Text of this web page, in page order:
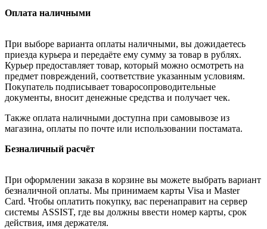
Оплата наличными
При выборе варианта оплаты наличными, вы дожидаетесь
приезда курьера и передаёте ему сумму за товар в рублях.
Курьер предоставляет товар, который можно осмотреть на
предмет повреждений, соответствие указанным условиям.
Покупатель подписывает товаросопроводительные
документы, вносит денежные средства и получает чек.
Также оплата наличными доступна при самовывозе из
магазина, оплаты по почте или использовании постамата.
Безналичный расчёт
При оформлении заказа в корзине вы можете выбрать вариант
безналичной оплаты. Мы принимаем карты Visa и Master
Card. Чтобы оплатить покупку, вас перенаправит на сервер
системы ASSIST, где вы должны ввести номер карты, срок
действия, имя держателя.